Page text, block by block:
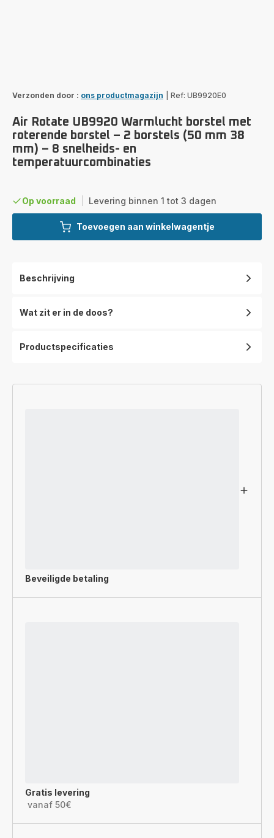
Verzonden door : ons productmagazijn Ref: UB9920E0
Air Rotate UB9920 Warmlucht borstel met
roterende borstel – 2 borstels (50 mm 38
mm) – 8 snelheids- en
temperatuurcombinaties
Op voorraad Levering binnen 1 tot 3 dagen
Toevoegen aan winkelwagentje
Beschrijving
Wat zit er in de doos?
Productspecificaties
Beveiligde betaling
Gratis levering
vanaf 50€